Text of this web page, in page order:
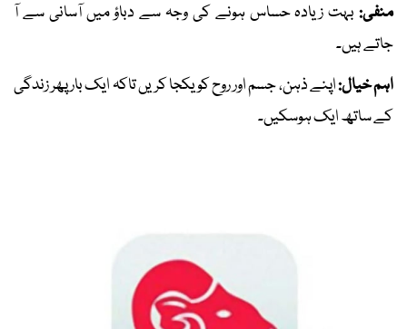
منفی: بہت زیادہ حساس ہونے کی وجہ سے دباؤ میں آسانی سے آ
جاتے ہیں۔
اہم خیال:اپنے ذہن، جسم اور روح کو یکجا کریں تاکہ ایک بار پھر زندگی
کے ساتھ ایک ہوسکیں۔